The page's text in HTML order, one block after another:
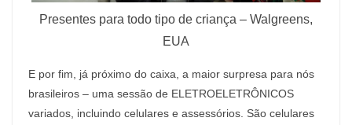
Presentes para todo tipo de criança – Walgreens,
EUA
E por fim, já próximo do caixa, a maior surpresa para nós
brasileiros – uma sessão de ELETROELETRÔNICOS
variados, incluindo celulares e assessórios. São celulares